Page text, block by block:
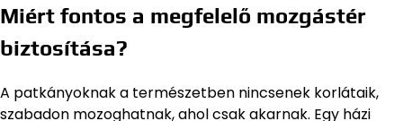
Miért fontos a megfelelő mozgástér
biztosítása?
A patkányoknak a természetben nincsenek korlátaik,
szabadon mozoghatnak, ahol csak akarnak. Egy házi